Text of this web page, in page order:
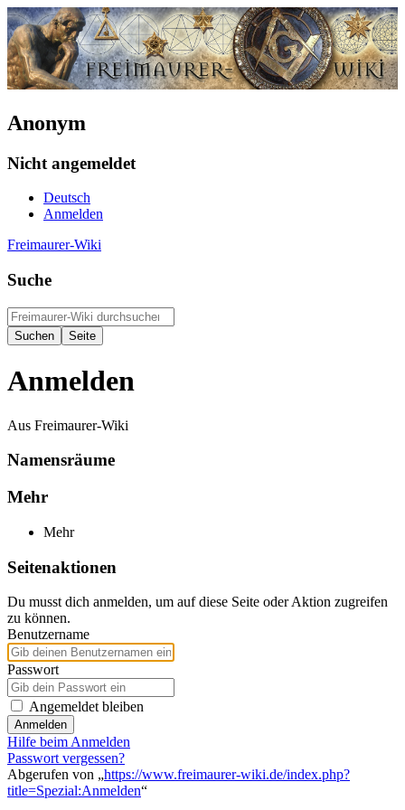
Anonym
Nicht angemeldet
Deutsch
Anmelden
Freimaurer-Wiki
Suche
Anmelden
Aus Freimaurer-Wiki
Namensräume
Mehr
Mehr
Seitenaktionen
Du musst dich anmelden, um auf diese Seite oder Aktion zugreifen
zu können.
Benutzername
Passwort
Angemeldet bleiben
Anmelden
Hilfe beim Anmelden
Passwort vergessen?
Abgerufen von „https://www.freimaurer-wiki.de/index.php?
title=Spezial:Anmelden“